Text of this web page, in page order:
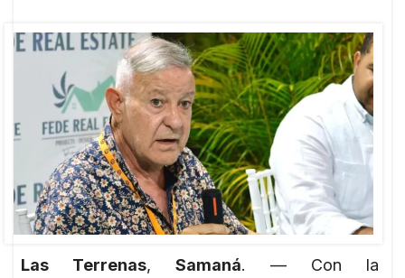
Las Terrenas, Samaná. — Con la